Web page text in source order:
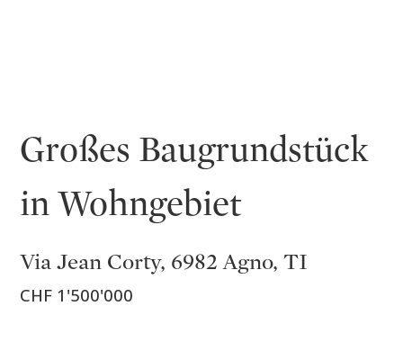
Großes Baugrundstück
in Wohngebiet
Via Jean Corty, 6982 Agno, TI
CHF 1'500'000